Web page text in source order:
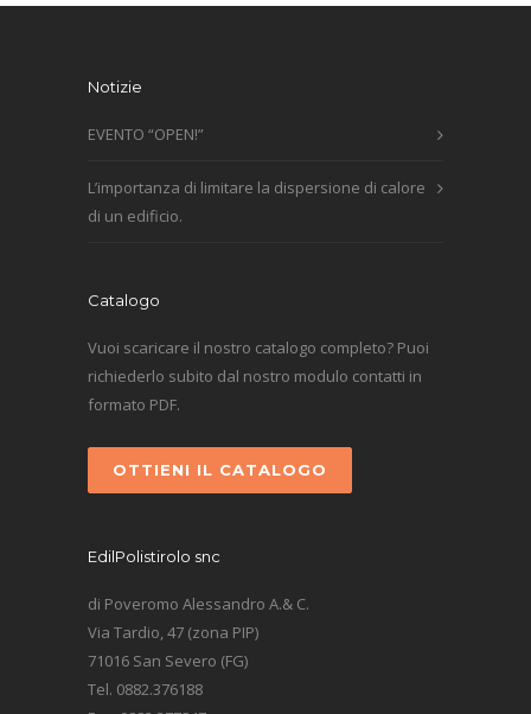
Notizie
EVENTO “OPEN!”
L’importanza di limitare la dispersione di calore
di un edificio.
Catalogo
Vuoi scaricare il nostro catalogo completo? Puoi
richiederlo subito dal nostro modulo contatti in
formato PDF.
OTTIENI IL CATALOGO
EdilPolistirolo snc
di Poveromo Alessandro A.& C.
Via Tardio, 47 (zona PIP)
71016 San Severo (FG)
Tel. 0882.376188